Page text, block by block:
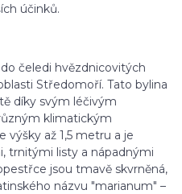
účinků.
čeledi hvězdnicovitých
Středomoří. Tato bylina
díky svým léčivým
klimatickým
výšky až 1,5 metru a je
trnitými listy a nápadnými
jsou tmavě skvrněná,
názvu "marianum" –